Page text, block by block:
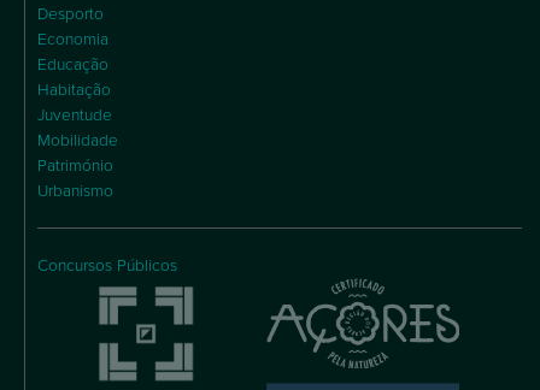
Desporto
Economia
Educação
Habitação
Juventude
Mobilidade
Património
Urbanismo
Concursos Públicos